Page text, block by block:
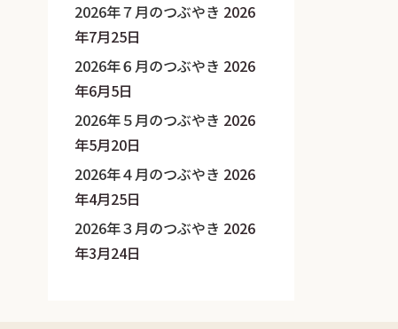
2026年７月のつぶやき 2026
年7月25日
2026年６月のつぶやき 2026
年6月5日
2026年５月のつぶやき 2026
年5月20日
2026年４月のつぶやき 2026
年4月25日
2026年３月のつぶやき 2026
年3月24日